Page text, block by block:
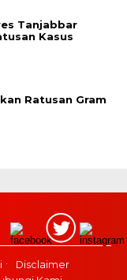
Tanjabbar
Kasus
Ratusan Gram
Disclaimer